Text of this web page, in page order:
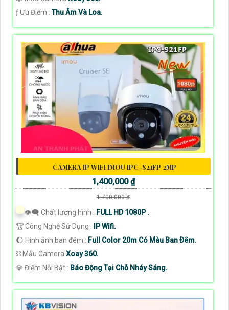
️ƒ Ưu Điểm :Thu Âm Và Loa.
CAMERA IP WIFI IMOU IPC-S21FP 2MP
1,400,000 ₫
1,700,000 ₫
👁️‍🗨 Chất lượng hình : FULL HD 1080P .
🏆 Công Nghệ Sử Dụng :
IP Wifi.
🌔 Hình ảnh ban đêm : Full Color 20m Có Màu Ban Ðêm.
⛓ Mẫu Camera Xoay 360.
️💎 Điểm Nỗi Bật : Báo Động Tại Chỗ Nháy Sáng.